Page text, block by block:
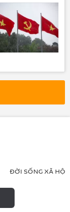
ĐỜI SỐNG XÃ HỘI